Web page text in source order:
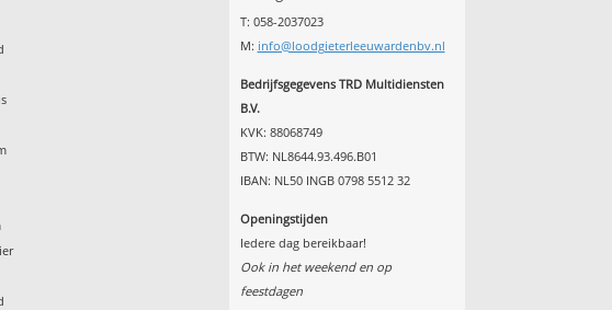
T: 058-2037023
M: info@loodgieterleeuwardenbv.nl
Bedrijfsgegevens TRD Multidiensten
B.V.
KVK: 88068749
BTW: NL8644.93.496.B01
IBAN: NL50 INGB 0798 5512 32
Openingstijden
Iedere dag bereikbaar!
Ook in het weekend en op
feestdagen